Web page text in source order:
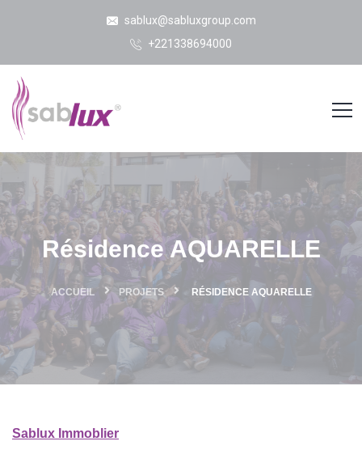
sablux@sabluxgroup.com
+221338694000
Résidence AQUARELLE
ACCUEIL PROJETS RÉSIDENCE AQUARELLE
Sablux Immoblier